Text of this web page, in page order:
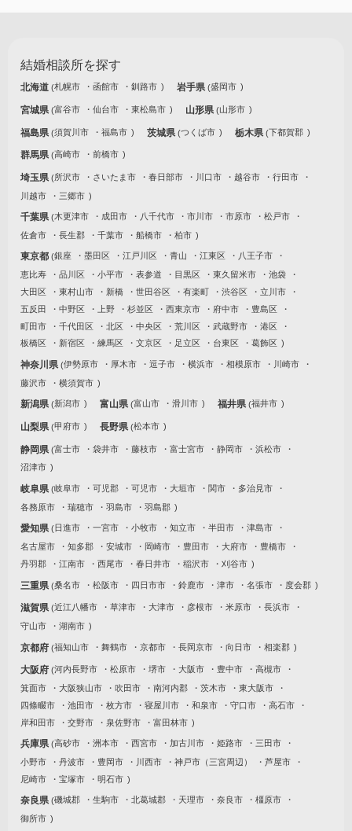
結婚相談所を探す
北海道 札幌市 函館市 釧路市 岩手県 盛岡市
宮城県 富谷市 仙台市 東松島市 山形県 山形市
福島県 須賀川市 福島市 茨城県 つくば市 栃木県 下都賀郡
群馬県 高崎市 前橋市
埼玉県 所沢市 さいたま市 春日部市 川口市 越谷市
行田市
川越市
三郷市
千葉県 木更津市 成田市 八千代市 市川市 市原市
松戸市
佐倉市
長生郡 千葉市 船橋市 柏市
東京都 銀座 墨田区 江戸川区 青山 江東区
八王子市
恵比寿
品川区 小平市 表参道 目黒区 東久留米市
池袋
大田区
東村山市 新橋 世田谷区 有楽町 渋谷区
立川市
五反田
中野区 上野 杉並区 西東京市 府中市
豊島区
町田市
千代田区 北区 中央区 荒川区 武蔵野市
港区
板橋区
新宿区 練馬区 文京区 足立区 台東区 葛飾区
神奈川県 伊勢原市 厚木市 逗子市 横浜市 相模原市
川崎市
藤沢市
横須賀市
新潟県 新潟市 富山県 富山市 滑川市 福井県 福井市
山梨県 甲府市 長野県 松本市
静岡県 富士市 袋井市 藤枝市 富士宮市 静岡市
浜松市
沼津市
岐阜県 岐阜市 可児郡 可児市 大垣市 関市
多治見市
各務原市
瑞穂市 羽島市 羽島郡
愛知県 日進市 一宮市 小牧市 知立市 半田市
津島市
名古屋市
知多郡 安城市 岡崎市 豊田市 大府市
豊橋市
丹羽郡
江南市 西尾市 春日井市 稲沢市 刈谷市
三重県 桑名市 松阪市 四日市市 鈴鹿市 津市 名張市 度会郡
滋賀県 近江八幡市 草津市 大津市 彦根市 米原市
長浜市
守山市
湖南市
京都府 福知山市 舞鶴市 京都市 長岡京市 向日市 相楽郡
大阪府 河内長野市 松原市 堺市 大阪市 豊中市
高槻市
箕面市
大阪狭山市 吹田市 南河内郡 茨木市
東大阪市
四條畷市
池田市 枚方市 寝屋川市 和泉市 守口市
高石市
岸和田市
交野市 泉佐野市 富田林市
兵庫県 高砂市 洲本市 西宮市 加古川市 姫路市
三田市
小野市
丹波市 豊岡市 川西市 神戸市（三宮周辺）
芦屋市
尼崎市
宝塚市 明石市
奈良県 磯城郡 生駒市 北葛城郡 天理市 奈良市
橿原市
御所市